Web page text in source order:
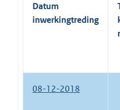
Datum
inwerkingtreding
08-12-2018